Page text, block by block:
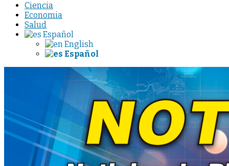
Ciencia
Economia
Salud
Español
English
Español